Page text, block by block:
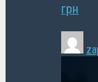
грн